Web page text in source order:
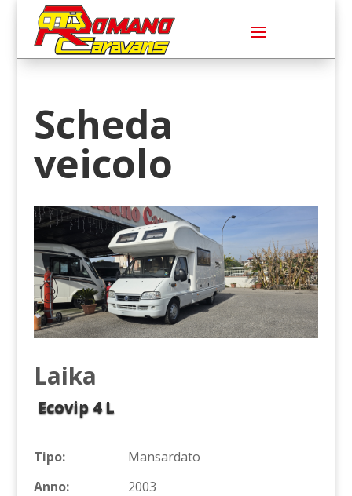
Scheda
veicolo
Laika
Ecovip 4 L
Tipo:
Mansardato
Anno:
2003